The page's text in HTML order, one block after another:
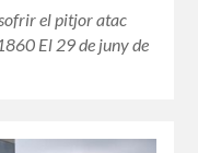
el pitjor atac
El 29 de juny de